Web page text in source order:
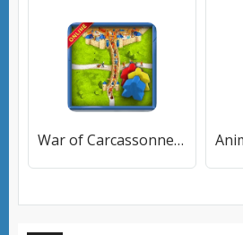
War of Carcassonne board Games